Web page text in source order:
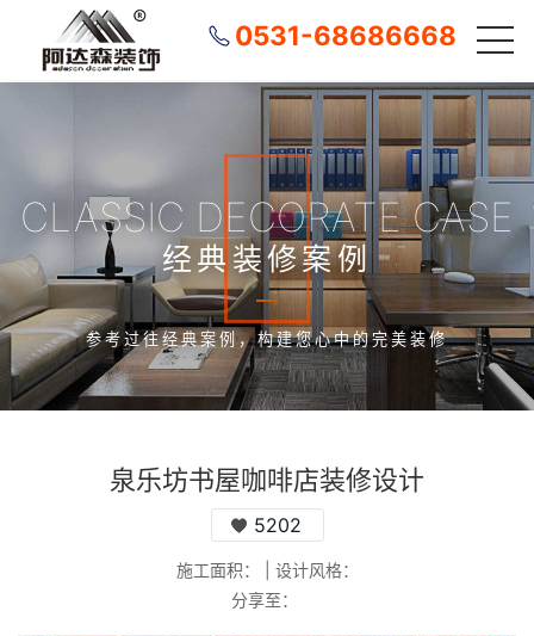
0531-68686668
CLASSIC DECORATE CASE
经典装修案例
参考过往经典案例，构建您心中的完美装修
泉乐坊书屋咖啡店装修设计
5202
施工面积：
设计风格：
分享至：